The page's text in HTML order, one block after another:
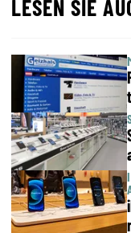
LESEN SIE